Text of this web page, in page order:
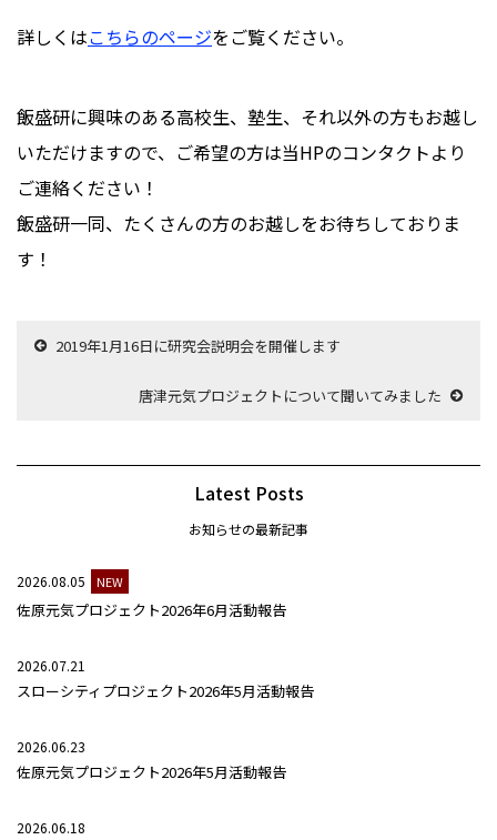
詳しくはこちらのページをご覧ください。
飯盛研に興味のある高校生、塾生、それ以外の方もお越し
いただけますので、ご希望の方は当HPのコンタクトより
ご連絡ください！
飯盛研一同、たくさんの方のお越しをお待ちしておりま
す！
2019年1月16日に研究会説明会を開催します
唐津元気プロジェクトについて聞いてみました
Latest Posts
お知らせの最新記事
2026.08.05 NEW
佐原元気プロジェクト2026年6月活動報告
2026.07.21
スローシティプロジェクト2026年5月活動報告
2026.06.23
佐原元気プロジェクト2026年5月活動報告
2026.06.18